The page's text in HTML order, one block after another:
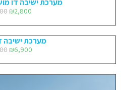
₪2,800
מערכת ישיבה
₪6,900